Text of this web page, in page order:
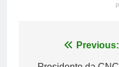
Navegação
Previous: